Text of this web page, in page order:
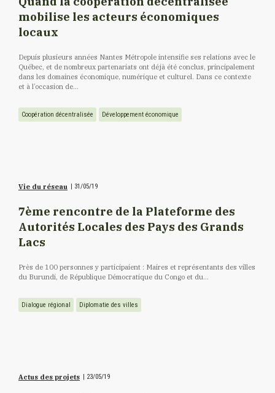
mobilise les acteurs économiques
locaux
Depuis plusieurs années Nantes Métropole intensifie ses relations avec le
Québec, et de nombreux partenariats ont déjà été conclus, principalement
dans les domaines économique, numérique et culturel. Dans ce contexte
et à l’occasion de...
Coopération décentralisée Développement économique
Vie du réseau | 31/05/19
7ème rencontre de la Plateforme des
Autorités Locales des Pays des Grands
Lacs
Près de 100 personnes y participaient : Maires et représentants des villes
du Burundi, de République Démocratique du Congo et du...
Dialogue régional Diplomatie des villes
Actus des projets | 23/05/19